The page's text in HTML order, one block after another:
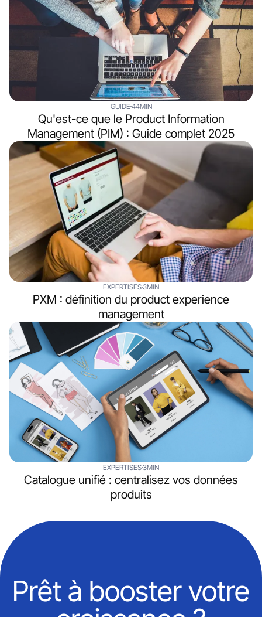
GUIDE44MIN
Qu'est-ce que le Product Information
Management (PIM) : Guide complet 2025
EXPERTISES3MIN
PXM : définition du product experience
management
EXPERTISES3MIN
Catalogue unifié : centralisez vos données
produits
Prêt à booster votre